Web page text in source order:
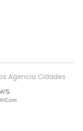
Agencia Cidades